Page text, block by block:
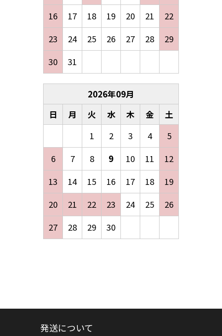
16
17 18 19 20 21
22
23
24 25 26 27 28
29
30
31
2026年09月
日
月 火 水 木 金
土
1
2 3 4
5
6
7 8 9 10 11
12
13
14 15 16 17 18
19
20
21 22 23 24 25
26
27
28 29 30
発送について